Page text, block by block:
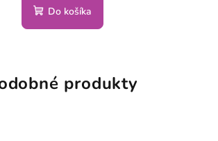
Do košíka
produkty